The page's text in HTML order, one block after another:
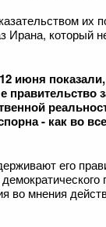
их
Ирана, который
июня
- как во
его
во мнения